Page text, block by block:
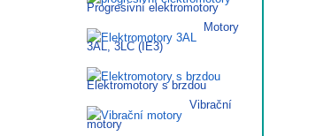
Progresivní elektromotory
Motory
3AL, 3LC (IE3)
Elektromotory s brzdou
Vibrační
motory